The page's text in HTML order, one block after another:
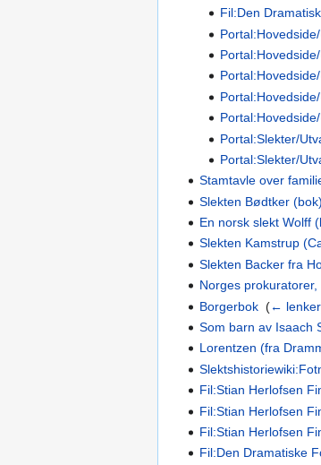
Fil:Den
Portal:Slekter/
Portal:Slekter/
Stamtavle over
Slekten Bødtker (bok)
En norsk slekt Wolff
Slekten Kamstrup
Slekten Backer fra
Norges
Borgerbok ‎(← lenker
Som barn av Isaach
Lorentzen (fra
Fil:Stian Herlofsen
Fil:Stian Herlofsen
Fil:Stian Herlofsen
Fil:Den Dramatiske